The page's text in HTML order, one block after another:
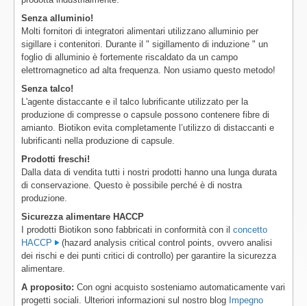
Senza alluminio!
Molti fornitori di integratori alimentari utilizzano alluminio per
sigillare i contenitori. Durante il " sigillamento di induzione " un
foglio di alluminio è fortemente riscaldato da un campo
elettromagnetico ad alta frequenza. Non usiamo questo metodo!
Senza talco!
L'agente distaccante e il talco lubrificante utilizzato per la
produzione di compresse o capsule possono contenere fibre di
amianto. Biotikon evita completamente l’utilizzo di distaccanti e
lubrificanti nella produzione di capsule.
Prodotti freschi!
Dalla data di vendita tutti i nostri prodotti hanno una lunga durata
di conservazione. Questo è possibile perché è di nostra
produzione.
Sicurezza alimentare HACCP
I prodotti Biotikon sono fabbricati in conformità con il concetto
HACCP
(hazard analysis critical control points, ovvero analisi
dei rischi e dei punti critici di controllo) per garantire la sicurezza
alimentare.
A proposito: Con ogni acquisto sosteniamo automaticamente vari
progetti sociali. Ulteriori informazioni sul nostro blog Impegno